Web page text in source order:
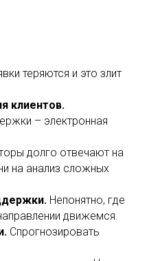
теряются и это злит
клиентов.
– электронная
долго отвечают на
на анализ сложных
Непонятно, где
движемся.
Спрогнозировать